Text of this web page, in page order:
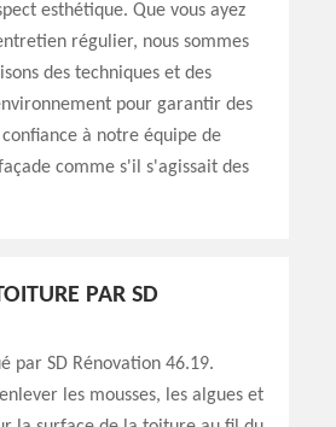
esthétique. Que vous ayez
régulier, nous sommes
des techniques et des
pour garantir des
à notre équipe de
comme s'il s'agissait des
PAR SD
par SD Rénovation 46.19.
les mousses, les algues et